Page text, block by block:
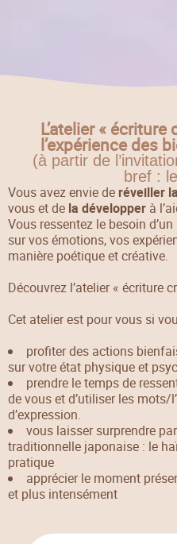
L’atelier «
l’expérience des
(à partir de
bref :
Vous avez envie de réveiller
vous et de la développer à
Vous ressentez le besoin
sur vos émotions, vos
manière poétique et créative.
Découvrez l’atelier « écriture
Cet atelier est pour vous si
profiter des actions
sur votre état physique et
prendre le temps de
de vous et d’utiliser les mots/
d’expression.
vous laisser surprendre
traditionnelle japonaise : le
pratique
apprécier le moment
et plus intensément